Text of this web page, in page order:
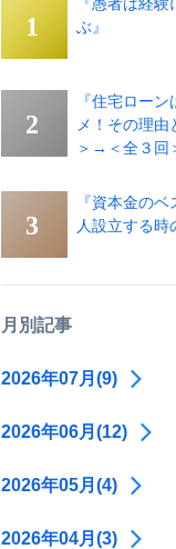
ぶ』
『住宅ロー
メ！その理
＞→＜全３回
『資本金の
人設立する時
月別記事
2026年07月(9)
2026年06月(12)
2026年05月(4)
2026年04月(3)